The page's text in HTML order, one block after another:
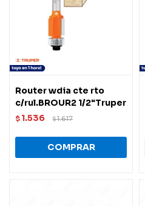
Router wdia cte rto
c/rul.BROUR2 1/2"Truper
$ 1.536 $1.617